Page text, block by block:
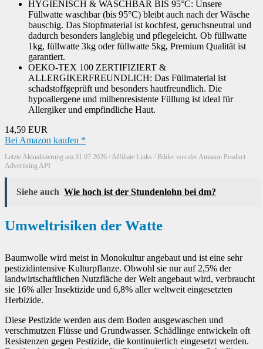
HYGIENISCH & WASCHBAR BIS 95°C: Unsere
Füllwatte waschbar (bis 95°C) bleibt auch nach der Wäsche
bauschig. Das Stopfmaterial ist kochfest, geruchsneutral und
dadurch besonders langlebig und pflegeleicht. Ob füllwatte
1kg, füllwatte 3kg oder füllwatte 5kg, Premium Qualität ist
garantiert.
OEKO-TEX 100 ZERTIFIZIERT &
ALLERGIKERFREUNDLICH: Das Füllmaterial ist
schadstoffgeprüft und besonders hautfreundlich. Die
hypoallergene und milbenresistente Füllung ist ideal für
Allergiker und empfindliche Haut.
14,59 EUR
Bei Amazon kaufen *
Letzte Aktualisierung am 31.07.2026 / Affiliate Links / Bilder von der Amazon Product
Advertising API
Siehe auch Wie hoch ist der Stundenlohn bei dm?
Umweltrisiken der Watte
Baumwolle wird meist in Monokultur angebaut und ist eine sehr
pestizidintensive Kulturpflanze. Obwohl sie nur auf 2,5% der
landwirtschaftlichen Nutzfläche der Welt angebaut wird, verbraucht
sie 16% aller Insektizide und 6,8% aller weltweit eingesetzten
Herbizide.
Diese Pestizide werden aus dem Boden ausgewaschen und
verschmutzen Flüsse und Grundwasser. Schädlinge entwickeln oft
Resistenzen gegen Pestizide, die kontinuierlich eingesetzt werden.